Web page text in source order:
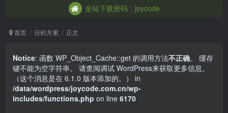
全站下载密码：joycode
首页 日积月累 正文
Notice: 函数 WP_Object_Cache::get 的调用方法不正确。 缓存
键不能为空字符串。 请查阅调试 WordPress来获取更多信息。
（这个消息是在 6.1.0 版本添加的。） in
/data/wordpress/joycode.com.cn/wp-
includes/functions.php on line 6170